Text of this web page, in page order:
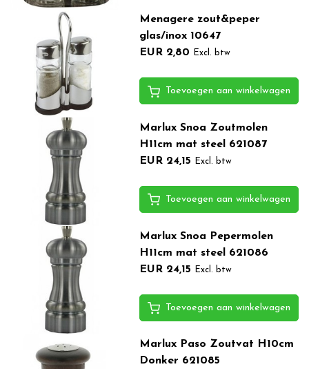
Menagere zout&peper
glas/inox 10647
EUR 2,80
Excl. btw
Toevoegen aan winkelwagen
Marlux Snoa Zoutmolen
H11cm mat steel 621087
EUR 24,15
Excl. btw
Toevoegen aan winkelwagen
Marlux Snoa Pepermolen
H11cm mat steel 621086
EUR 24,15
Excl. btw
Toevoegen aan winkelwagen
Marlux Paso Zoutvat H10cm
Donker 621085